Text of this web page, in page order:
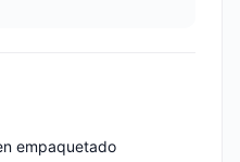
empaquetado